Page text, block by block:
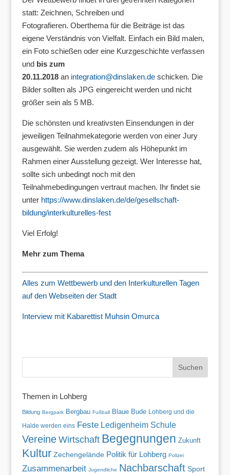
statt: Zeichnen, Schreiben und
Fotografieren. Oberthema für die Beiträge ist das
eigene Verständnis von Vielfalt. Einfach ein Bild malen,
ein Foto schießen oder eine Kurzgeschichte verfassen
und bis zum
20.11.2018an integration@dinslaken.deschicken. Die
Bilder sollten als JPG eingereicht werden und nicht
größer sein als 5 MB.
Die schönsten und kreativsten Einsendungen in der
jeweiligen Teilnahmekategorie werden von einer Jury
ausgewählt. Sie werden zudem als Höhepunkt im
Rahmen einer Ausstellung gezeigt. Wer Interesse hat,
sollte sich unbedingt noch mit den
Teilnahmebedingungen vertraut machen. Ihr findet sie
unter https://www.dinslaken.de/de/gesellschaft-
bildung/interkulturelles-fest
Viel Erfolg!
Mehr zum Thema
Alles zum Wettbewerb und den Interkulturellen Tagen
auf den Webseiten der Stadt
Interview mit Kabarettist Muhsin Omurca
Themen in Lohberg
Bildung Bergpark Bergbau Fußball Blaue Bude Lohberg und die
Halde werden eins Feste Ledigenheim Schule
Vereine Wirtschaft Begegnungen Zukunft
Kultur Zechengelände Politik für Lohberg Polizei
Zusammenarbeit Jugendliche Nachbarschaft Sport